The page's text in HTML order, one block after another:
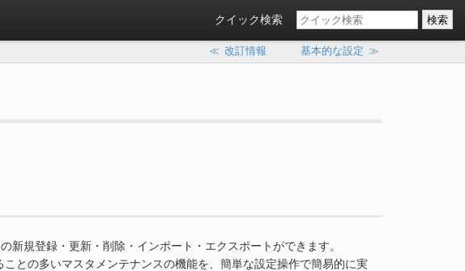
クイック検索
≪ 改訂情報 基本的な設定 ≫
規登録・更新・削除・インポート・エクスポートができます。
との多いマスタメンテナンスの機能を、簡単な設定操作で簡易的に実